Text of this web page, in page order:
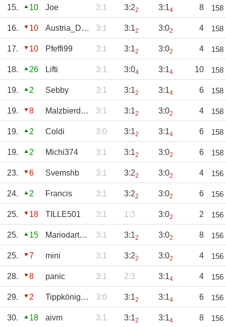
15. 10 Joe 3:1 3:22 3:14 8 158
16. 10 Austria_Darts 3:1 3:12 3:02 4 158
17. 10 Pfeffi99 3:1 3:12 3:02 4 158
18. 26 Lifti 3:1 3:04 3:14 10 158
19. 2 Sebby 3:1 3:12 3:14 6 158
19. 8 Malzbierdynamo 3:1 3:12 3:02 4 158
19. 2 Coldi 3:0 3:12 3:14 6 158
19. 2 Michi374 3:1 3:12 3:02 6 158
23. 6 Svemshb 3:1 3:22 3:02 4 156
24. 2 Francis 3:1 3:22 3:02 6 156
25. 18 TILLE501 3:1 1:3 3:02 2 156
25. 15 Mariodart_64 3:1 3:12 3:02 8 156
25. 7 mini 3:1 3:22 3:02 4 156
28. 8 panic 3:1 2:3 3:14 4 156
29. 2 Tippkönig24.de 3:0 3:12 3:14 6 156
30. 18 aivm 3:1 3:12 3:14 8 156